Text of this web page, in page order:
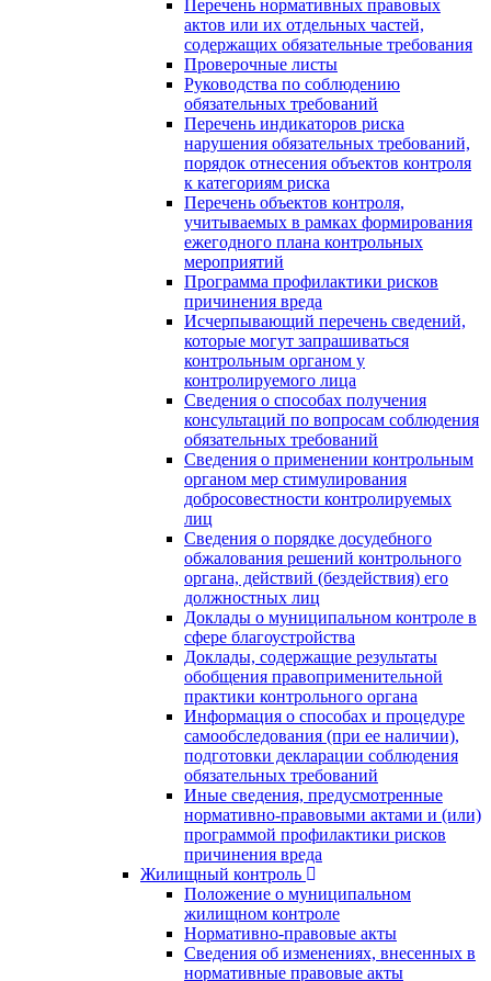
Перечень нормативных правовых
актов или их отдельных частей,
содержащих обязательные требования
Проверочные листы
Руководства по соблюдению
обязательных требований
Перечень индикаторов риска
нарушения обязательных требований,
порядок отнесения объектов контроля
к категориям риска
Перечень объектов контроля,
учитываемых в рамках формирования
ежегодного плана контрольных
мероприятий
Программа профилактики рисков
причинения вреда
Исчерпывающий перечень сведений,
которые могут запрашиваться
контрольным органом у
контролируемого лица
Сведения о способах получения
консультаций по вопросам соблюдения
обязательных требований
Сведения о применении контрольным
органом мер стимулирования
добросовестности контролируемых
лиц
Сведения о порядке досудебного
обжалования решений контрольного
органа, действий (бездействия) его
должностных лиц
Доклады о муниципальном контроле в
сфере благоустройства
Доклады, содержащие результаты
обобщения правоприменительной
практики контрольного органа
Информация о способах и процедуре
самообследования (при ее наличии),
подготовки декларации соблюдения
обязательных требований
Иные сведения, предусмотренные
нормативно-правовыми актами и (или)
программой профилактики рисков
причинения вреда
Жилищный контроль
Положение о муниципальном
жилищном контроле
Нормативно-правовые акты
Сведения об изменениях, внесенных в
нормативные правовые акты